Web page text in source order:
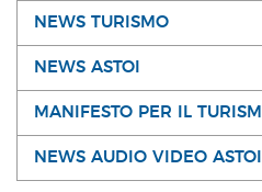
NEWS TURISMO
NEWS ASTOI
MANIFESTO PER IL
NEWS AUDIO VIDEO ASTOI